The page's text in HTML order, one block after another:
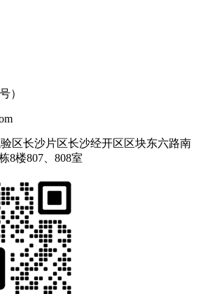
）
区长沙片区长沙经开区区块东六路南
8楼807、808室